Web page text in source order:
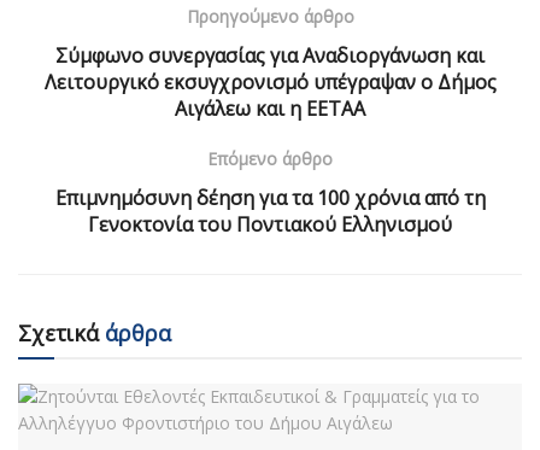
Προηγούμενο άρθρο
Σύμφωνο συνεργασίας για Αναδιοργάνωση και
Λειτουργικό εκσυγχρονισμό υπέγραψαν ο Δήμος
Αιγάλεω και η ΕΕΤΑΑ
Επόμενο άρθρο
Επιμνημόσυνη δέηση για τα 100 χρόνια από τη
Γενοκτονία του Ποντιακού Ελληνισμού
Σχετικάάρθρα